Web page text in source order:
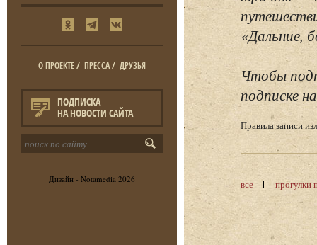
О ПРОЕКТЕ/ ПРЕССА/ ДРУЗЬЯ
ПОДПИСКА
НА НОВОСТИ САЙТА
Дизайн - Notamedia 2026
«Дальние,
Чтобы
подписке
Правила записи
все прогулки